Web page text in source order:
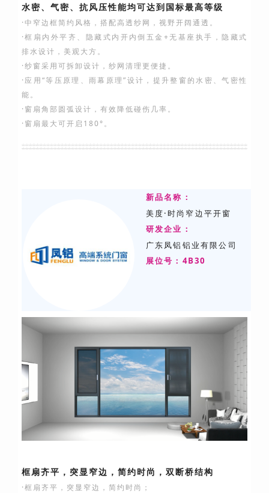
水密、气密、抗风压性能均可达到国标最高等级
·中窄边框简约风格，搭配高透纱网，视野开阔通透。
·框扇内外平齐、隐藏式内开内倒五金+无基座执手，隐藏式
排水设计，美观大方。
·纱窗采用可拆卸设计，纱网清理更便捷。
·应用“等压原理、雨幕原理”设计，提升整窗的水密、气密性
能。
·窗扇角部圆弧设计，有效降低碰伤几率。
·窗扇最大可开启180°。
新品名称：
美度·时尚窄边平开窗
研发企业：
广东凤铝铝业有限公司
展位号：4B30
框扇齐平，突显窄边，简约时尚，双断桥结构
·框扇齐平，突显窄边，简约时尚；